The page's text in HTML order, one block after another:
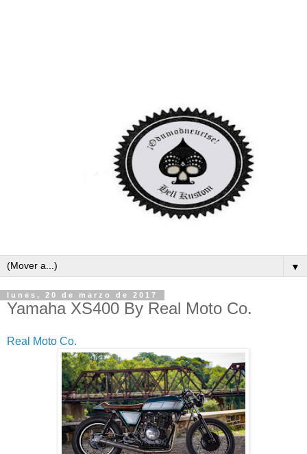
▼
lunes, 20 de marzo de 2017
Yamaha XS400 By Real Moto Co.
Real Moto Co.